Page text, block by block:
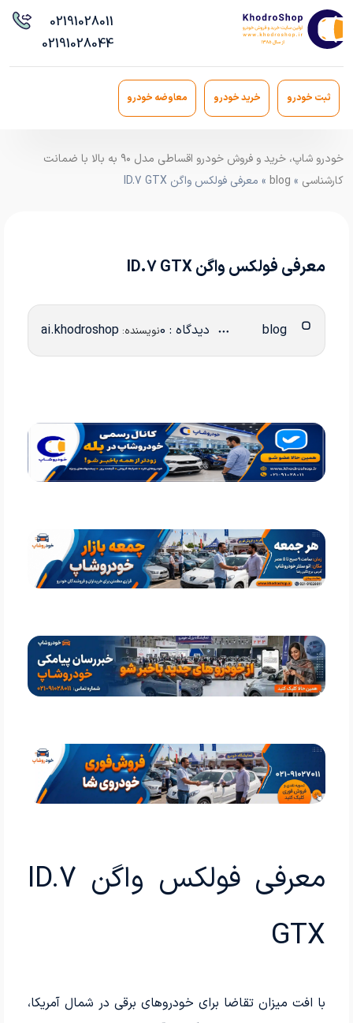
02191028011
02191028044
ثبت خودرو خرید خودرو معاوضه خودرو
خودرو شاپ، خرید و فروش خودرو اقساطی مدل ۹۰ به بالا با ضمانت
کارشناسی »
blog » معرفی فولکس واگن ID.7 GTX
معرفی فولکس واگن ID.7 GTX
دیدگاه : 0 نویسنده:ai.khodroshop
معرفی فولکس واگن ID.7
GTX
با افت میزان تقاضا برای خودروهای برقی در شمال آمریکا،